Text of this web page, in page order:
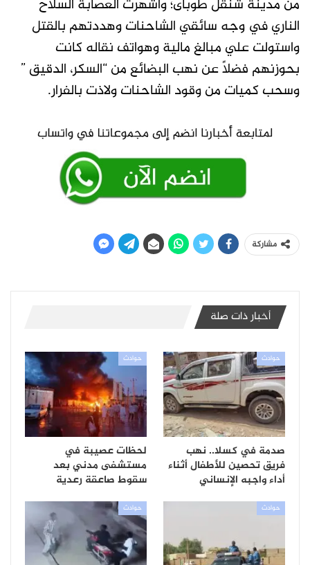
ﻣﻦ مدينة ﺷﻨﻘﻞ ﻃﻮﺑﺎﻯ؛ واشهرت العصابة ﺍﻟﺴﻼﺡ
ﺍﻟﻨﺎﺭي في وجه سائقي الشاحنات وهددتهم بالقتل
واستولت علي مبالغ مالية وهواتف نقاله كانت
بحوزنهم فضلاً عن نهب ﺍﻟﺒﻀﺎﺋﻊ من “ﺍﻟﺴﻜﺮ، ﺍﻟﺪﻗﻴﻖ ”
ﻭﺳﺤﺐ ﻛﻤﻴﺎﺕ ﻣﻦ وقود الشاحنات ولاذت بالفرار.
مشاركة
أخبار ذات صلة
حوادث
صدمة في كسلا.. نهب
فريق تحصين للأطفال أثناء
أداء واجبه الإنساني
حوادث
لحظات عصيبة في
مستشفى مدني بعد
سقوط صاعقة رعدية
حوادث حوادث